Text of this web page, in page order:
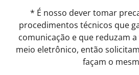
* É nosso dever tomar
procedimentos técnicos que
comunicação e que reduzam
meio eletrônico, então
façam o